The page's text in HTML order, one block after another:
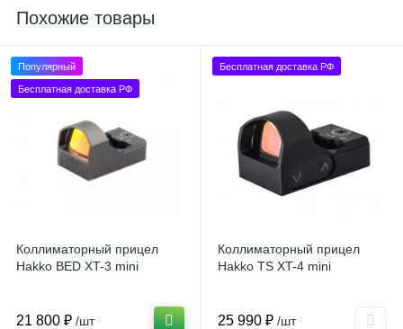
Похожие товары
Популярный
Бесплатная доставка РФ
Коллиматорный прицел
Hakko BED XT-3 mini
21 800 ₽ /шт
Бесплатная доставка РФ
Коллиматорный прицел
Hakko TS XT-4 mini
25 990 ₽ /шт